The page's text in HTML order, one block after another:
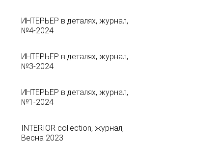
ИНТЕРЬЕР в деталях, журнал,
№4-2024
ИНТЕРЬЕР в деталях, журнал,
№3-2024
ИНТЕРЬЕР в деталях, журнал,
№1-2024
INTERIOR collection, журнал,
Весна 2023